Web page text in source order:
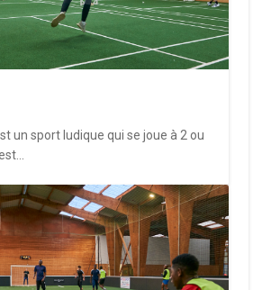
un sport ludique qui se joue à 2 ou